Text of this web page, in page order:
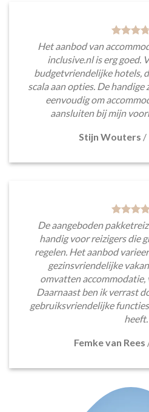
Het aanbod van
inclusive.nl is erg goed.
budgetvriendelijke hotels,
scala aan opties. De
eenvoudig om
aansluiten bij mijn
Stijn Wouters /
De aangeboden
handig voor reizigers die
regelen. Het aanbod
gezinsvriendelijke
omvatten accommodatie,
Daarnaast ben ik verrast
gebruiksvriendelijke
heeft.
Femke van Rees